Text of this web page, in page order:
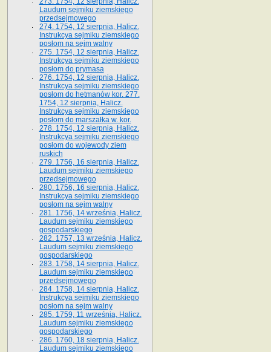
Laudum sejmiku ziemskiego
przedsejmowego
274. 1754, 12 sierpnia, Halicz.
Instrukcya sejmiku ziemskiego
posłom na sejm walny
275. 1754, 12 sierpnia, Halicz.
Instrukcya sejmiku ziemskiego
posłom do prymasa
276. 1754, 12 sierpnia, Halicz.
Instrukcya sejmiku ziemskiego
posłom do hetmanów kor. 277.
1754, 12 sierpnia, Halicz.
Instrukcya sejmiku ziemskiego
posłom do marszałka w. kor.
278. 1754, 12 sierpnia, Halicz.
Instrukcya sejmiku ziemskiego
posłom do wojewody ziem
ruskich
279. 1756, 16 sierpnia, Halicz.
Laudum sejmiku ziemskiego
przedsejmowego
280. 1756, 16 sierpnia, Halicz.
Instrukcya sejmiku ziemskiego
posłom na sejm walny
281. 1756, 14 września, Halicz.
Laudum sejmiku ziemskiego
gospodarskiego
282. 1757, 13 września, Halicz.
Laudum sejmiku ziemskiego
gospodarskiego
283. 1758, 14 sierpnia, Halicz.
Laudum sejmiku ziemskiego
przedsejmowego
284. 1758, 14 sierpnia, Halicz.
Instrukcya sejmiku ziemskiego
posłom na sejm walny
285. 1759, 11 września, Halicz.
Laudum sejmiku ziemskiego
gospodarskiego
286. 1760, 18 sierpnia, Halicz.
Laudum sejmiku ziemskiego